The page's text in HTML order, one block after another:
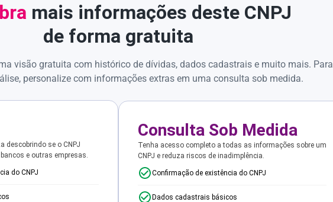
mais informações deste CNPJ
de forma gratuita
visão gratuita com histórico de dívidas, dados cadastrais e muito mais. Para
personalize com informações extras em uma consulta sob medida.
descobrindo se o CNPJ
e outras empresas.
do CNPJ
Consulta Sob Medida
Tenha acesso completo a todas as informações sobre um
CNPJ e reduza riscos de inadimplência.
Confirmação de existência do CNPJ
Dados cadastrais básicos